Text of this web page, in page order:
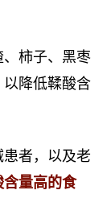
柿子、黑枣
降低鞣酸含
患者，以及老
量高的食